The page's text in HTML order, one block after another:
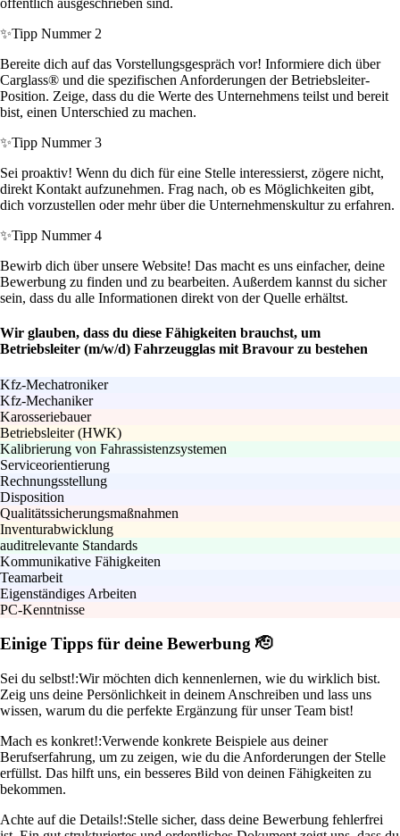
öffentlich ausgeschrieben sind.
✨Tipp Nummer 2
Bereite dich auf das Vorstellungsgespräch vor! Informiere dich über
Carglass® und die spezifischen Anforderungen der Betriebsleiter-
Position. Zeige, dass du die Werte des Unternehmens teilst und bereit
bist, einen Unterschied zu machen.
✨Tipp Nummer 3
Sei proaktiv! Wenn du dich für eine Stelle interessierst, zögere nicht,
direkt Kontakt aufzunehmen. Frag nach, ob es Möglichkeiten gibt,
dich vorzustellen oder mehr über die Unternehmenskultur zu erfahren.
✨Tipp Nummer 4
Bewirb dich über unsere Website! Das macht es uns einfacher, deine
Bewerbung zu finden und zu bearbeiten. Außerdem kannst du sicher
sein, dass du alle Informationen direkt von der Quelle erhältst.
Wir glauben, dass du diese Fähigkeiten brauchst, um
Betriebsleiter (m/w/d) Fahrzeugglas mit Bravour zu bestehen
Kfz-Mechatroniker
Kfz-Mechaniker
Karosseriebauer
Betriebsleiter (HWK)
Kalibrierung von Fahrassistenzsystemen
Serviceorientierung
Rechnungsstellung
Disposition
Qualitätssicherungsmaßnahmen
Inventurabwicklung
auditrelevante Standards
Kommunikative Fähigkeiten
Teamarbeit
Eigenständiges Arbeiten
PC-Kenntnisse
Einige Tipps für deine Bewerbung 🫡
Sei du selbst!:Wir möchten dich kennenlernen, wie du wirklich bist.
Zeig uns deine Persönlichkeit in deinem Anschreiben und lass uns
wissen, warum du die perfekte Ergänzung für unser Team bist!
Mach es konkret!:Verwende konkrete Beispiele aus deiner
Berufserfahrung, um zu zeigen, wie du die Anforderungen der Stelle
erfüllst. Das hilft uns, ein besseres Bild von deinen Fähigkeiten zu
bekommen.
Achte auf die Details!:Stelle sicher, dass deine Bewerbung fehlerfrei